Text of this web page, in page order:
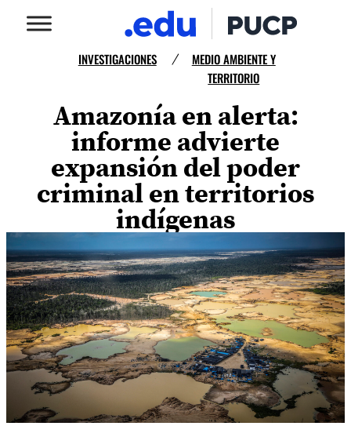
INVESTIGACIONES /
MEDIO AMBIENTE Y
TERRITORIO
Amazonía en alerta:
informe advierte
expansión del poder
criminal en territorios
indígenas